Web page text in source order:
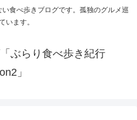
食べ歩きブログです。孤独のグルメ巡
います。
ぶらり食べ歩き紀行
」